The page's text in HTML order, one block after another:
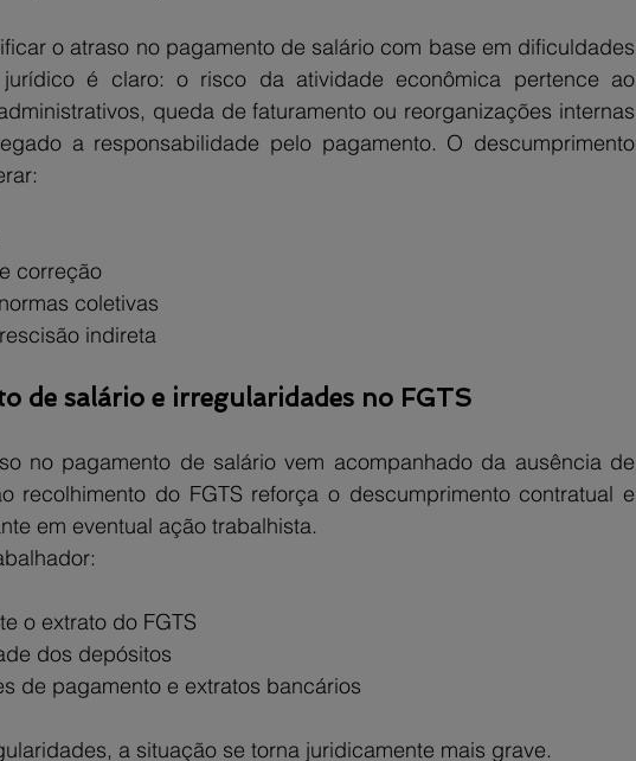
o atraso no pagamento de salário com base em dificuldades
é claro: o risco da atividade econômica pertence ao
queda de faturamento ou reorganizações internas
a responsabilidade pelo pagamento. O descumprimento
correção
coletivas
indireta
de salário e irregularidades no FGTS
no pagamento de salário vem acompanhado da ausência de
recolhimento do FGTS reforça o descumprimento contratual e
em eventual ação trabalhista.
o extrato do FGTS
dos depósitos
de pagamento e extratos bancários
a situação se torna juridicamente mais grave.